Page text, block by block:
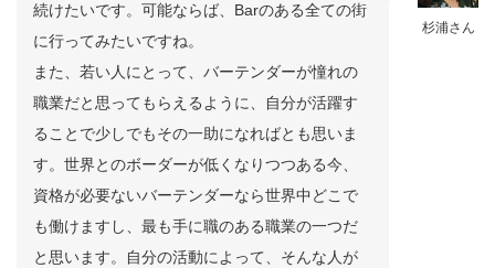
杉浦さん
続けたいです。可能ならば、Barのある全ての街
に行ってみたいですね。
また、若い人にとって、バーテンダーが憧れの
職業だと思ってもらえるように、自分が活躍す
ることで少しでもその一助になればとも思いま
す。世界とのボーダーが低くなりつつある今、
資格が必要ないバーテンダーなら世界中どこで
も働けますし、最も手に職のある職業の一つだ
と思います。自分の活動によって、そんな人が